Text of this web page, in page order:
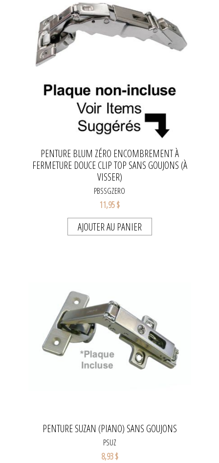
PENTURE BLUM ZÉRO ENCOMBREMENT À
FERMETURE DOUCE CLIP TOP SANS GOUJONS (À
VISSER)
PBSSGZERO
11,95 $
AJOUTER AU PANIER
PENTURE SUZAN (PIANO) SANS GOUJONS
PSUZ
8,93 $